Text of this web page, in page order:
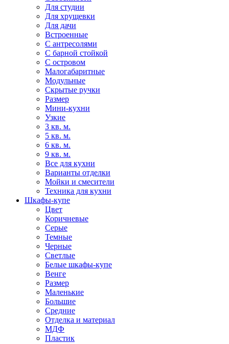
Для студии
Для хрущевки
Для дачи
Встроенные
С антресолями
С барной стойкой
С островом
Малогабаритные
Модульные
Скрытые ручки
Размер
Мини-кухни
Узкие
3 кв. м.
5 кв. м.
6 кв. м.
9 кв. м.
Все для кухни
Варианты отделки
Мойки и смесители
Техника для кухни
Шкафы-купе
Цвет
Коричневые
Серые
Темные
Черные
Светлые
Белые шкафы-купе
Венге
Размер
Маленькие
Большие
Средние
Отделка и материал
МДФ
Пластик